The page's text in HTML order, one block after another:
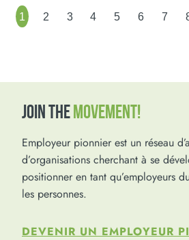
1 2 3 4 5 6 7
JOIN THEMOVEMENT!
Employeur pionnier est un réseau
d’organisations cherchant à se
positionner en tant qu’employeurs
les personnes.
DEVENIR UN EMPLOYEUR